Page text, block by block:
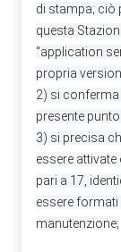
di stampa; ciò
questa
"application
propria
2) si conferma
presente
3) si precisa
essere
pari a 17,
essere formati
manutenzione;